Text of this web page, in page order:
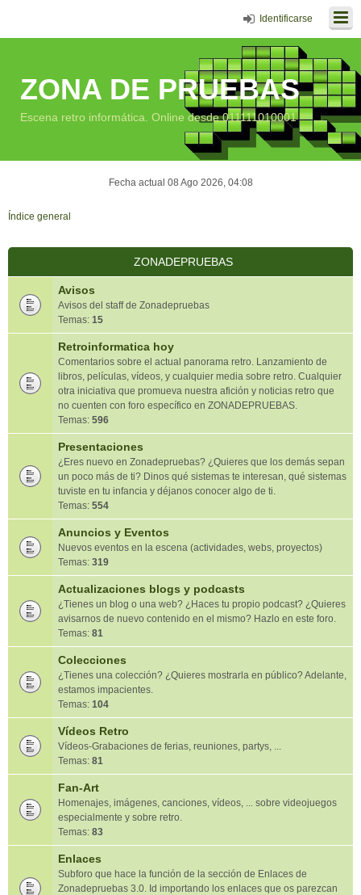
Identificarse
ZONA DE PRUEBAS
Escena retro informática. Online desde 011111010001
Fecha actual 08 Ago 2026, 04:08
Índice general
ZONADEPRUEBAS
Avisos
Avisos del staff de Zonadepruebas
Temas: 15
Retroinformatica hoy
Comentarios sobre el actual panorama retro. Lanzamiento de
libros, películas, vídeos, y cualquier media sobre retro. Cualquier
otra iniciativa que promueva nuestra afición y noticias retro que
no cuenten con foro específico en ZONADEPRUEBAS.
Temas: 596
Presentaciones
¿Eres nuevo en Zonadepruebas? ¿Quieres que los demás sepan
un poco más de ti? Dinos qué sistemas te interesan, qué sistemas
tuviste en tu infancia y déjanos conocer algo de ti.
Temas: 554
Anuncios y Eventos
Nuevos eventos en la escena (actividades, webs, proyectos)
Temas: 319
Actualizaciones blogs y podcasts
¿Tienes un blog o una web? ¿Haces tu propio podcast? ¿Quieres
avisarnos de nuevo contenido en el mismo? Hazlo en este foro.
Temas: 81
Colecciones
¿Tienes una colección? ¿Quieres mostrarla en público? Adelante,
estamos impacientes.
Temas: 104
Vídeos Retro
Vídeos-Grabaciones de ferias, reuniones, partys, ...
Temas: 81
Fan-Art
Homenajes, imágenes, canciones, vídeos, ... sobre videojuegos
especialmente y sobre retro.
Temas: 83
Enlaces
Subforo que hace la función de la sección de Enlaces de
Zonadepruebas 3.0. Id importando los enlaces que os parezcan